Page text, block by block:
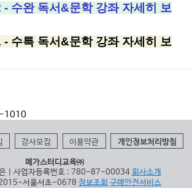
수완 독서&문학 강좌 자세히 보
- 수특 독서&문학 강좌 자세히 보
강사모집 이용약관 개인정보처리방침
메가스터디교육㈜
은 | 사업자등록번호 : 780-87-00034 회사소개
2015-서울서초-0678 정보조회 구매안전서비스